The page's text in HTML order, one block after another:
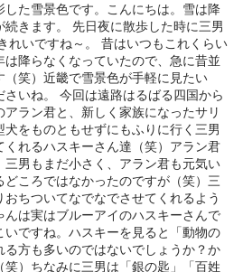
した雪景色です。こんにちは。雪は降
続きます。 先日夜に散歩した時に三男
れいですね～。 昔はいつもこれくらい
は降らなくなっていたので、急に昔並
笑）近畿で雪景色が手軽に見たい
いね。 今回は遠路はるばる四国から
ラン君と、新しく家族になったサリ
をものともせずにもふりに行く三男
くれるハスキーさん達（笑）アラン君
男もまだ小さく、アラン君も元気い
どころではなかったのですが（笑）三
ちついてなでなでさせてくれるよう
んは実はブルーアイのハスキーさんで
ですね。ハスキーを見ると「動物の
る方も多いのではないでしょうか？か
笑）ちなみに三男は「銀の匙」「百姓